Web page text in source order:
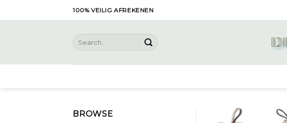
to
100% VEILIG AFREKENEN
Search
for:
BROWSE